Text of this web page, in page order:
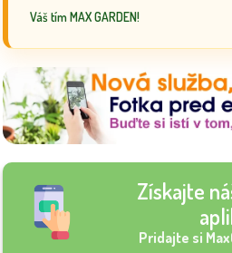
Váš tím MAX GARDEN!
Získajte
Pridajte si